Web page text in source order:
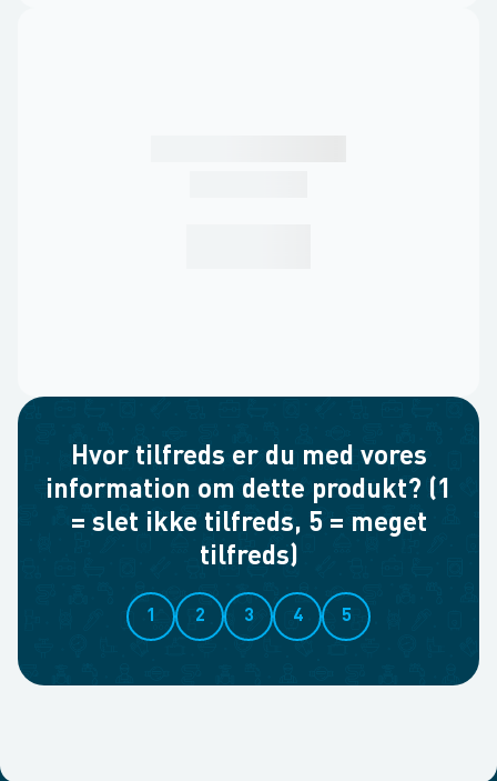
Hvor tilfreds er du med vores
information om dette produkt? (1
= slet ikke tilfreds, 5 = meget
tilfreds)
1 2 3 4 5